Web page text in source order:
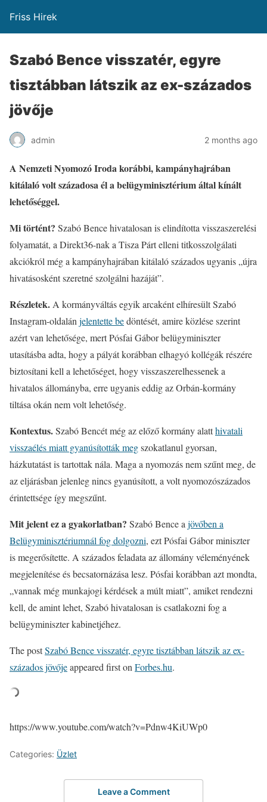
Friss Hirek
Szabó Bence visszatér, egyre
tisztábban látszik az ex-százados
jövője
admin 2 months ago
A Nemzeti Nyomozó Iroda korábbi, kampányhajrában
kitálaló volt századosa él a belügyminisztérium által kínált
lehetőséggel.
Mi történt? Szabó Bence hivatalosan is elindította visszaszerelési
folyamatát, a Direkt36-nak a Tisza Párt elleni titkosszolgálati
akciókról még a kampányhajrában kitálaló százados ugyanis „újra
hivatásosként szeretné szolgálni hazáját”.
Részletek. A kormányváltás egyik arcaként elhíresült Szabó
Instagram-oldalán jelentette bedöntését, amire közlése szerint
azért van lehetősége, mert Pósfai Gábor belügyminiszter
utasításba adta, hogy a pályát korábban elhagyó kollégák részére
biztosítani kell a lehetőséget, hogy visszaszerelhessenek a
hivatalos állományba, erre ugyanis eddig az Orbán-kormány
tiltása okán nem volt lehetőség.
Kontextus.Szabó Bencét még az előző kormány alatthivatali
visszaélés miatt gyanúsították megszokatlanul gyorsan,
házkutatást is tartottak nála. Maga a nyomozás nem szűnt meg, de
az eljárásban jelenleg nincs gyanúsított, a volt nyomozószázados
érintettsége így megszűnt.
Mit jelent ez a gyakorlatban? Szabó Bence a jövőben a
Belügyminisztériumnál fog dolgozni, ezt Pósfai Gábor miniszter
is megerősítette. A százados feladata az állomány véleményének
megjelenítése és becsatornázása lesz. Pósfai korábban azt mondta,
„vannak még munkajogi kérdések a múlt miatt”, amiket rendezni
kell, de amint lehet, Szabó hivatalosan is csatlakozni fog a
belügyminiszter kabinetjéhez.
The postSzabó Bence visszatér, egyre tisztábban látszik az ex-
százados jövőjeappeared first on Forbes.hu.
https://www.youtube.com/watch?v=Pdnw4KiUWp0
Categories: Üzlet
Leave a Comment